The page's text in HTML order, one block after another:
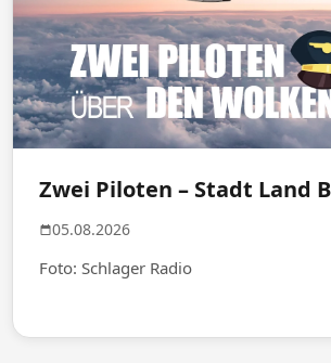
Zwei Piloten – Stadt Land
05.08.2026
Foto: Schlager Radio